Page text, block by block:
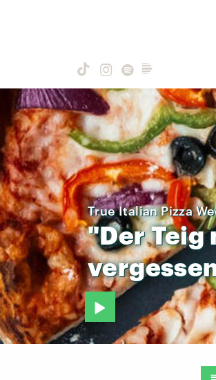
True Italian Pizza
"DerTeig